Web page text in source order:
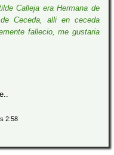
Calleja era Hermana de
Ceceda, alli en ceceda
fallecio, me gustaria
2:58